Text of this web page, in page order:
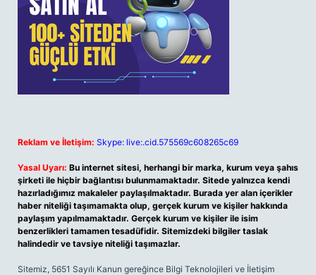
Reklam ve İletişim: Skype: live:.cid.575569c608265c69
Yasal Uyarı: Bu internet sitesi, herhangi bir marka, kurum veya şahıs
şirketi ile hiçbir bağlantısı bulunmamaktadır. Sitede yalnızca kendi
hazırladığımız makaleler paylaşılmaktadır. Burada yer alan içerikler
haber niteliği taşımamakta olup, gerçek kurum ve kişiler hakkında
paylaşım yapılmamaktadır. Gerçek kurum ve kişiler ile isim
benzerlikleri tamamen tesadüfidir. Sitemizdeki bilgiler taslak
halindedir ve tavsiye niteliği taşımazlar.
Sitemiz, 5651 Sayılı Kanun gereğince Bilgi Teknolojileri ve İletişim